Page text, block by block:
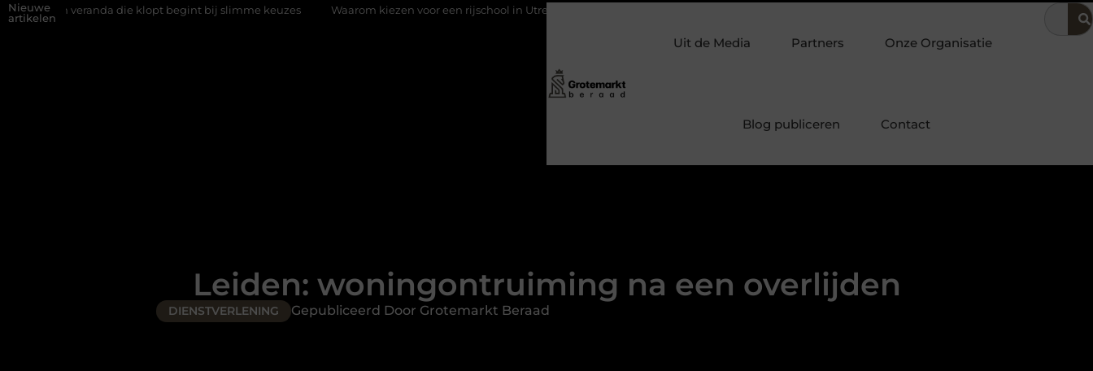
Nieuwe
artikelen
die klopt begint bij slimme keuzes Waarom kiezen voor een rijschool in Utrecht? Duurzaamheid verweven in de bedrijfsvoering
Uit de Media Partners Onze Organisatie
Blog publiceren Contact
Leiden: woningontruiming na een overlijden
DIENSTVERLENING Gepubliceerd Door Grotemarkt Beraad